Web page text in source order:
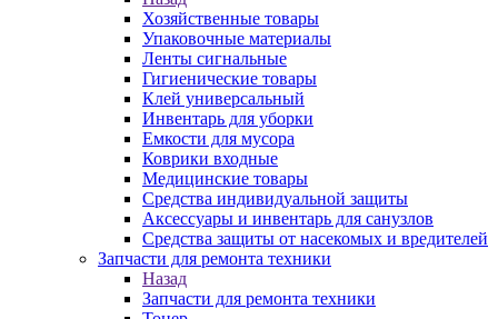
Хозяйственные товары
Упаковочные материалы
Ленты сигнальные
Гигиенические товары
Клей универсальный
Инвентарь для уборки
Емкости для мусора
Коврики входные
Медицинские товары
Средства индивидуальной защиты
Аксессуары и инвентарь для санузлов
Средства защиты от насекомых и вредителей
Запчасти для ремонта техники
Назад
Запчасти для ремонта техники